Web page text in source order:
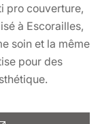
pro couverture,
à Escorailles,
soin et la même
pour des